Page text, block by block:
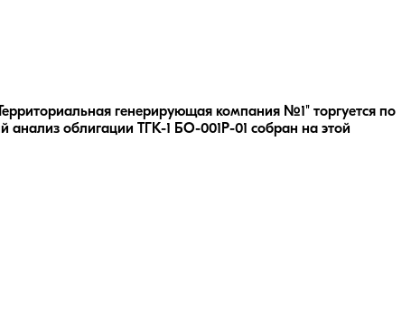
генерирующая компания №1" торгуется по
анализ облигации ТГК-1 БО-001Р-01 собран на этой